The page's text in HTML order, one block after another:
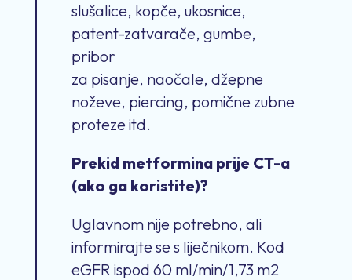
slušalice, kopče, ukosnice,
patent-zatvarače, gumbe,
pribor
za pisanje, naočale, džepne
noževe, piercing, pomične zubne
proteze itd.
Prekid metformina prije CT-a
(ako ga koristite)?
Uglavnom nije potrebno, ali
informirajte se s liječnikom. Kod
eGFR ispod 60 ml/min/1,73 m2